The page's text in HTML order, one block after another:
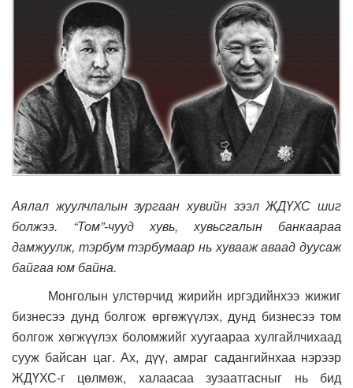
Аялал жуулчлалын зургаан хувийн зээл ЖДҮХС шиг
болжээ. “Том”-чууд хувь, хувьсгалын банкаараа
дамжуулж, тэрбум тэрбумаар нь хувааж аваад дуусаж
байгаа юм байна.
Монголын улстөрчид жирийн иргэдийнхээ жижиг
бизнесээ дунд болгож өргөжүүлэх, дунд бизнесээ том
болгож хөгжүүлэх боломжийг хуугаараа хулгайлчихаад
сууж байсан цаг. Ах, дүү, амраг садангийнхаа нэрээр
ЖДҮХС-г цөлмөж, халаасаа зузаатгасныг нь бид